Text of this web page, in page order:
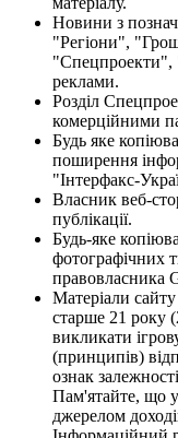
Новини з
"Регіони",
"Спецпроекти",
реклами.
Розділ
комерційними
Будь яке
поширення
"Інтерфакс-
Власник веб-
публікації.
Будь-яке
фотографічних
правовласника
Матеріали
старше 21 року
викликати
(принципів)
ознак
Пам'ятайте, що
джерелом